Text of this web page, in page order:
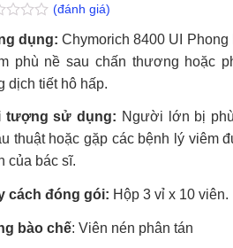
(đánh giá)
dụng: Chymorich 8400 UI
phù nề sau chấn thương hoặc
dịch tiết hô hấp.
tượng sử dụng: Người lớn bị
thuật hoặc gặp các bệnh lý viêm
của bác sĩ.
cách đóng gói: Hộp 3 vỉ x 10 viên.
bào chế: Viên nén phân tán